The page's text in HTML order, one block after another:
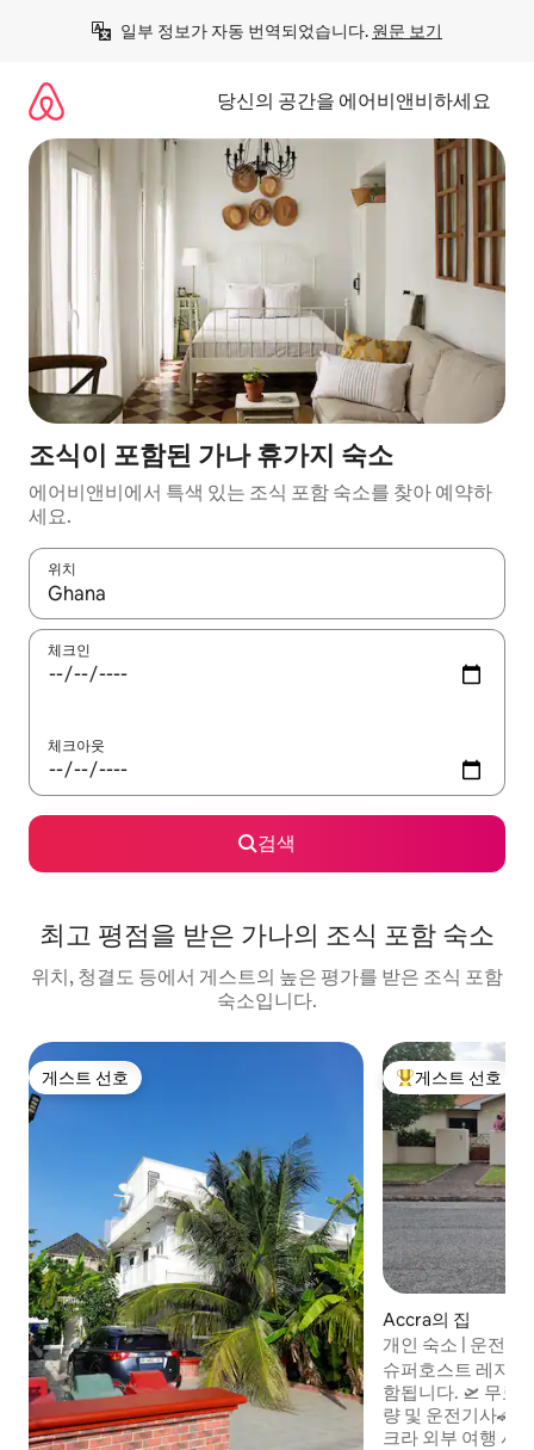
일부 정보가 자동 번역되었습니다. 원문 보기
당신의 공간을 에어비앤비하세요
조식이 포함된 가나 휴가지 숙소
에어비앤비에서 특색 있는 조식 포함 숙소를 찾아 예약하
세요.
위치
결과가 나오면 위·아래 화살표 키를 사용하거나 터치 또는 스와이
체크인
체크아웃
검색
최고 평점을 받은 가나의 조식 포함 숙소
위치, 청결도 등에서 게스트의 높은 평가를 받은 조식 포함
숙소입니다.
게스트 선호
게스트 선호 상위 게스트 선호
게스트 선호
Accra의 집
개인 숙소 | 운전기
파이
슈퍼호스트 레지
함됩니다. 🛫 무료 공항 픽업 및 드롭오프 차
량 및 운전기사🚗
크라 외부 여행 시 추가